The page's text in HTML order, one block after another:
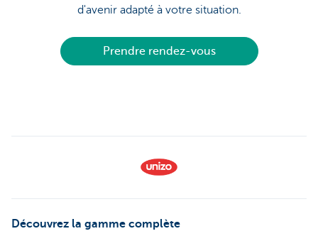
d'avenir adapté à votre situation.
Prendre rendez-vous
Découvrez la gamme complète